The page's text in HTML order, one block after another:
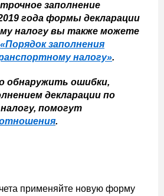
заполнение
года формы декларации
налогу вы также можете
«Порядок заполнения
налогу».
обнаружить ошибки,
декларации по
помогут
.
применяйте новую форму